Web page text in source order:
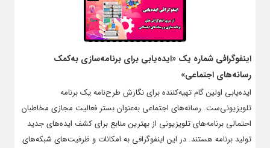
اینفوگرافی‌ شماره یک «ایده‌یابی برای برنامه‌سازی به‌کمک
رسانه‌های اجتماعی»
ایده‌یابی اولین گام تهیه‌کننده برای نگارش طرح‌نامه یک برنامه
تلویزیونی‌ست. رسانه‌های اجتماعی به‌عنوان بستر فعالیت مجازی مخاطبان
احتمالی برنامه‌های تلویزیونی از بهترین منابع برای کشف ایده‌های جدید
تولید برنامه هستند. در این اینفوگرافی به امکانات و ظرفیت‌های شبکه‌های